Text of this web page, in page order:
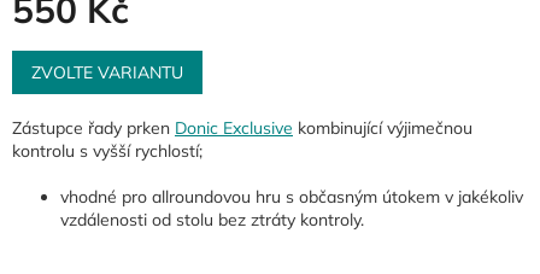
550 Kč
Měrná
cena:
ZVOLTE VARIANTU
Zástupce řady prken Donic Exclusive kombinující výjimečnou
kontrolu s vyšší rychlostí;
vhodné pro allroundovou hru s občasným útokem v jakékoliv
vzdálenosti od stolu bez ztráty kontroly.